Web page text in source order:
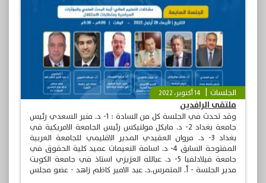
الجلسات 14 أكتوبر، 2022
ملتقى الرافدين
وقد تحدث في الجلسة كل من السادة : 1- د. منير السعدي رئيس
جامعة بغداد 2- د. مايكل مولنيكس رئيس الجامعة الامريكية في
بغداد 3- د. مروان العقيدي المدير الاقليمي للجامعة العربية
المفتوحة السابق 4- د. اسامة النعيمات عميد كلية الحقوق في
جامعة فيلادلفيا 5- د. عبالله العزيزي استاذ في جامعة الكويت
مدير الجلسة - أ. المتمرس.د. عبد الامير كاظم زاهد - عضو مجلس